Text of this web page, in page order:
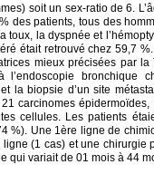
soit un sex-ratio de 6.
des patients, tous des
la dyspnée et
était retrouvé chez 59,7
mieux précisées par
l’endoscopie
la biopsie d’un site
carcinomes
cellules. Les patients
%). Une 1ère ligne de
(1 cas) et une chirurgie
qui variait de 01 mois à 44